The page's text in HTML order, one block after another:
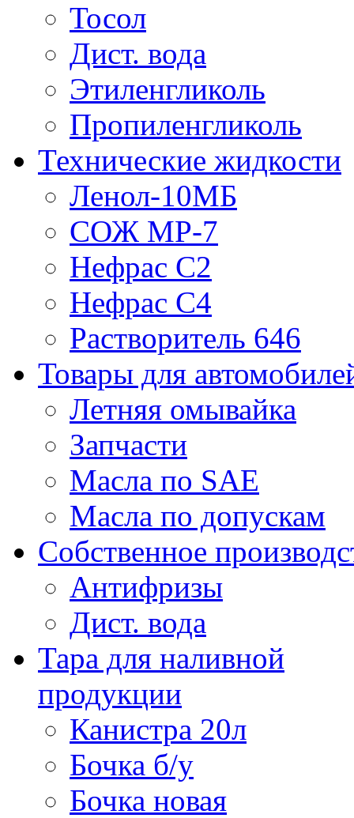
Тосол
Дист. вода
Этиленгликоль
Пропиленгликоль
Технические жидкости
Ленол-10МБ
СОЖ МР-7
Нефрас С2
Нефрас С4
Растворитель 646
Товары для
Летняя омывайка
Запчасти
Масла по SAE
Масла по допускам
Собственное
Антифризы
Дист. вода
Тара для наливной
продукции
Канистра 20л
Бочка б/у
Бочка новая